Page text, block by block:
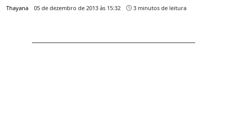
Thayana 05 de dezembro de 2013 às 15:32 3 minutos de leitura